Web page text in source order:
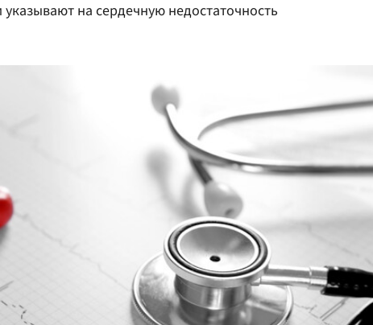
на сердечную недостаточность